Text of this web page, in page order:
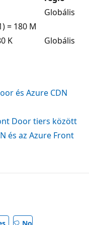
Globális
= 180 M
K
Globális
és Azure CDN
Door tiers között
és az Azure Front